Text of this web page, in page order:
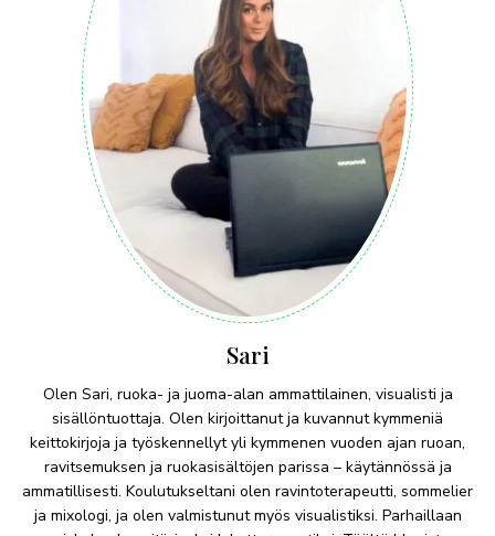
Sari
Olen Sari, ruoka- ja juoma-alan ammattilainen, visualisti ja
sisällöntuottaja. Olen kirjoittanut ja kuvannut kymmeniä
keittokirjoja ja työskennellyt yli kymmenen vuoden ajan ruoan,
ravitsemuksen ja ruokasisältöjen parissa – käytännössä ja
ammatillisesti. Koulutukseltani olen ravintoterapeutti, sommelier
ja mixologi, ja olen valmistunut myös visualistiksi. Parhaillaan